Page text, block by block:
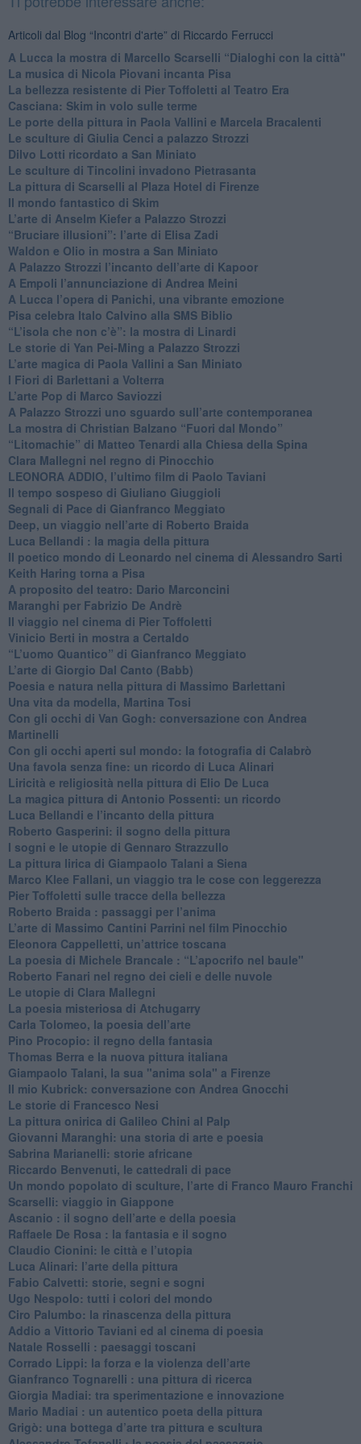
Articoli dal Blog “Incontri d'arte” di Riccardo Ferrucci
A Lucca la mostra di Marcello Scarselli “Dialoghi con la città"
​La musica di Nicola Piovani incanta Pisa
​La bellezza resistente di Pier Toffoletti al Teatro Era
​Casciana: Skim in volo sulle terme
​Le porte della pittura in Paola Vallini e Marcela Bracalenti
​Le sculture di Giulia Cenci a palazzo Strozzi
​Dilvo Lotti ricordato a San Miniato
​Le sculture di Tincolini invadono Pietrasanta
La pittura di Scarselli al Plaza Hotel di Firenze
​Il mondo fantastico di Skim
​L’arte di Anselm Kiefer a Palazzo Strozzi
​“Bruciare illusioni”: l’arte di Elisa Zadi
​Waldon e Olio in mostra a San Miniato
​A Palazzo Strozzi l’incanto dell’arte di Kapoor
​A Empoli l’annunciazione di Andrea Meini
A Lucca l’opera di Panichi, una vibrante emozione
Pisa celebra Italo Calvino alla SMS Biblio
“L’isola che non c’è”: la mostra di Linardi
​Le storie di Yan Pei-Ming a Palazzo Strozzi
​L’arte magica di Paola Vallini a San Miniato
​I Fiori di Barlettani a Volterra
​L’arte Pop di Marco Saviozzi
​A Palazzo Strozzi uno sguardo sull’arte contemporanea
La mostra di Christian Balzano “Fuori dal Mondo”
​“Litomachie” di Matteo Tenardi alla Chiesa della Spina
​Clara Mallegni nel regno di Pinocchio
​LEONORA ADDIO, l’ultimo film di Paolo Taviani
Il tempo sospeso di Giuliano Giuggioli
Segnali di Pace di Gianfranco Meggiato
​Deep, un viaggio nell’arte di Roberto Braida
​Luca Bellandi : la magia della pittura
​Il poetico mondo di Leonardo nel cinema di Alessandro Sarti
​Keith Haring torna a Pisa
​A proposito del teatro: Dario Marconcini
Maranghi per Fabrizio De Andrè
​Il viaggio nel cinema di Pier Toffoletti
Vinicio Berti in mostra a Certaldo
“L’uomo Quantico” di Gianfranco Meggiato
​L’arte di Giorgio Dal Canto (Babb)
Poesia e natura nella pittura di Massimo Barlettani
Una vita da modella, Martina Tosi
​Con gli occhi di Van Gogh: conversazione con Andrea
Martinelli
​Con gli occhi aperti sul mondo: la fotografia di Calabrò
Una favola senza fine: un ricordo di Luca Alinari
Liricità e religiosità nella pittura di Elio De Luca
La magica pittura di Antonio Possenti: un ricordo
Luca Bellandi e l’incanto della pittura
​Roberto Gasperini: il sogno della pittura
I sogni e le utopie di Gennaro Strazzullo
La pittura lirica di Giampaolo Talani a Siena
​Marco Klee Fallani, un viaggio tra le cose con leggerezza
​Pier Toffoletti sulle tracce della bellezza
​Roberto Braida : passaggi per l’anima
​L’arte di Massimo Cantini Parrini nel film Pinocchio
Eleonora Cappelletti, un’attrice toscana
​La poesia di Michele Brancale : “L’apocrifo nel baule"
Roberto Fanari nel regno dei cieli e delle nuvole
Le utopie di Clara Mallegni
​La poesia misteriosa di Atchugarry
Carla Tolomeo, la poesia dell’arte
Pino Procopio: il regno della fantasia
Thomas Berra e la nuova pittura italiana
Giampaolo Talani, la sua "anima sola" a Firenze
Il mio Kubrick: conversazione con Andrea Gnocchi
Le storie di Francesco Nesi
​La pittura onirica di Galileo Chini al Palp
​Giovanni Maranghi: una storia di arte e poesia
Sabrina Marianelli: storie africane
​Riccardo Benvenuti, le cattedrali di pace
​Un mondo popolato di sculture, l’arte di Franco Mauro Franchi
​Scarselli: viaggio in Giappone
​Ascanio : il sogno dell’arte e della poesia
Raffaele De Rosa : la fantasia e il sogno
​Claudio Cionini: le città e l’utopia
Luca Alinari: l’arte della pittura
​Fabio Calvetti: storie, segni e sogni
Ugo Nespolo: tutti i colori del mondo
​Ciro Palumbo: la rinascenza della pittura
​Addio a Vittorio Taviani ed al cinema di poesia
​Natale Rosselli : paesaggi toscani
​Corrado Lippi: la forza e la violenza dell’arte
Gianfranco Tognarelli : una pittura di ricerca
Giorgia Madiai: tra sperimentazione e innovazione
Mario Madiai : un autentico poeta della pittura
Grigò: una bottega d’arte tra pittura e scultura